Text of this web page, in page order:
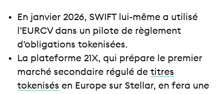
En janvier 2026, SWIFT lui-même a utilisé
l’EURCV dans un pilote de règlement
d’obligations tokenisées.
La plateforme 21X, qui prépare le premier
marché secondaire régulé de titres
tokenisés en Europe sur Stellar, en fera une